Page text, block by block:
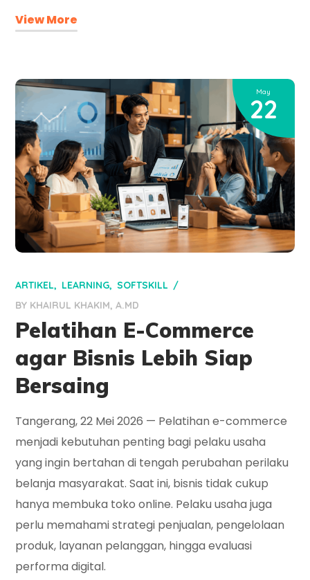
View More
May
22
ARTIKEL LEARNING
SOFTSKILL
BY KHAIRUL KHAKIM, A.MD
Pelatihan E-Commerce
agar Bisnis Lebih Siap
Bersaing
Tangerang, 22 Mei 2026 — Pelatihan e-commerce
menjadi kebutuhan penting bagi pelaku usaha
yang ingin bertahan di tengah perubahan perilaku
belanja masyarakat. Saat ini, bisnis tidak cukup
hanya membuka toko online. Pelaku usaha juga
perlu memahami strategi penjualan, pengelolaan
produk, layanan pelanggan, hingga evaluasi
performa digital.